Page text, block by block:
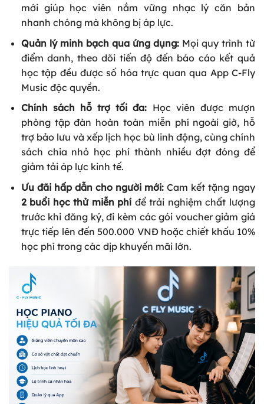
mới giúp học viên nắm vững nhạc lý căn bản
nhanh chóng mà không bị áp lực.
Quản lý minh bạch qua ứng dụng:Mọi quy trình từ
điểm danh, theo dõi tiến độ đến báo cáo kết quả
học tập đều được số hóa trực quan qua App C-Fly
Music độc quyền.
Chính sách hỗ trợ tối đa: Học viên được mượn
phòng tập đàn hoàn toàn miễn phí ngoài giờ, hỗ
trợ bảo lưu và xếp lịch học bù linh động, cùng chính
sách chia nhỏ học phí thành nhiều đợt đóng để
giảm tải áp lực kinh tế.
Ưu đãi hấp dẫn cho người mới:Cam kết tặng ngay
2 buổi học thử miễn phíđể trải nghiệm chất lượng
trước khi đăng ký, đi kèm các gói voucher giảm giá
trực tiếp lên đến 500.000 VNĐ hoặc chiết khấu 10%
học phí trong các dịp khuyến mãi lớn.